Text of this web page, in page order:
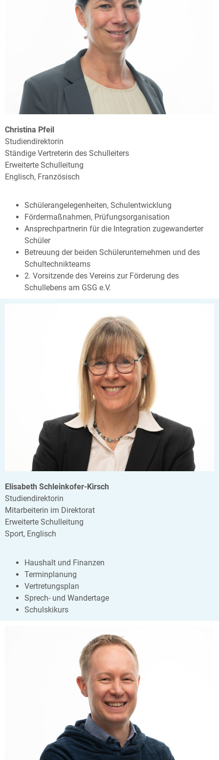
Christina Pfeil
Studiendirektorin
Ständige Vertreterin des Schulleiters
Erweiterte Schulleitung
Englisch, Französisch
Schülerangelegenheiten, Schulentwicklung
Fördermaßnahmen, Prüfungsorganisation
Ansprechpartnerin für die Integration zugewanderter
Schüler
Betreuung der beiden Schülerunternehmen und des
Schultechnikteams
2. Vorsitzende des Vereins zur Förderung des
Schullebens am GSG e.V.
Elisabeth Schleinkofer-Kirsch
Studiendirektorin
Mitarbeiterin im Direktorat
Erweiterte Schulleitung
Sport, Englisch
Haushalt und Finanzen
Terminplanung
Vertretungsplan
Sprech- und Wandertage
Schulskikurs